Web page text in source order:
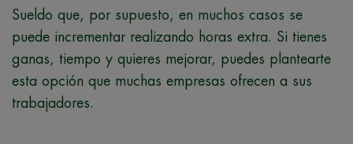
Sueldo que, por supuesto, en muchos casos se
puede incrementar realizando horas extra. Si tienes
ganas, tiempo y quieres mejorar, puedes plantearte
esta opción que muchas empresas ofrecen a sus
trabajadores.